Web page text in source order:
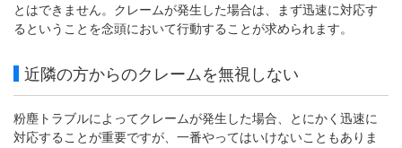
とはできません。クレームが発生した場合は、まず迅速に対応す
るということを念頭において行動することが求められます。
近隣の方からのクレームを無視しない
粉塵トラブルによってクレームが発生した場合、とにかく迅速に
対応することが重要ですが、一番やってはいけないこともありま